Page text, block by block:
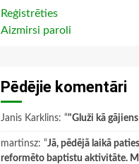
Reģistrēties
Aizmirsi paroli
Pēdējie komentāri
Janis Karklins: “"Gluži kā
martinsz: “Jā, pēdējā laikā
reformēto baptistu aktivitāte.